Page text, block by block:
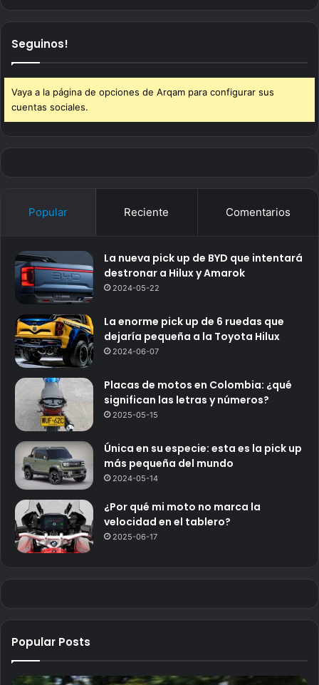
Seguinos!
Vaya a la página de opciones de Arqam para configurar sus
cuentas sociales.
Popular Reciente Comentarios
La nueva pick up de BYD que intentará
destronar a Hilux y Amarok
2024-05-22
La enorme pick up de 6 ruedas que
dejaría pequeña a la Toyota Hilux
2024-06-07
Placas de motos en Colombia: ¿qué
significan las letras y números?
2025-05-15
Única en su especie: esta es la pick up
más pequeña del mundo
2024-05-14
¿Por qué mi moto no marca la
velocidad en el tablero?
2025-06-17
Popular Posts